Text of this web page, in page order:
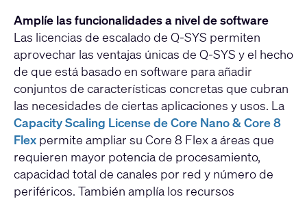
Amplíe las funcionalidades a nivel de software
Las licencias de escalado de Q-SYS permiten
aprovechar las ventajas únicas de Q-SYS y el hecho
de que está basado en software para añadir
conjuntos de características concretas que cubran
las necesidades de ciertas aplicaciones y usos. La
Capacity Scaling License de Core Nano & Core 8
Flex permite ampliar su Core 8 Flex a áreas que
requieren mayor potencia de procesamiento,
capacidad total de canales por red y número de
periféricos. También amplía los recursos